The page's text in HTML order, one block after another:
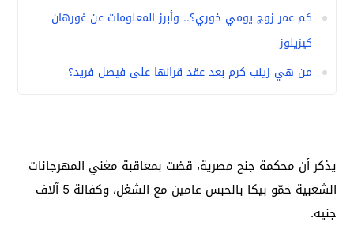
كم عمر زوج يومي خوري؟.. وأبرز المعلومات عن غورهان
كيزيلوز
من هي زينب كرم بعد عقد قرانها على فيصل فريد؟
يذكر أن محكمة جنح مصرية، قضت بمعاقبة مغني المهرجانات
الشعبية حمّو بيكا بالحبس عامين مع الشغل، وكفالة 5 آلاف
جنيه.